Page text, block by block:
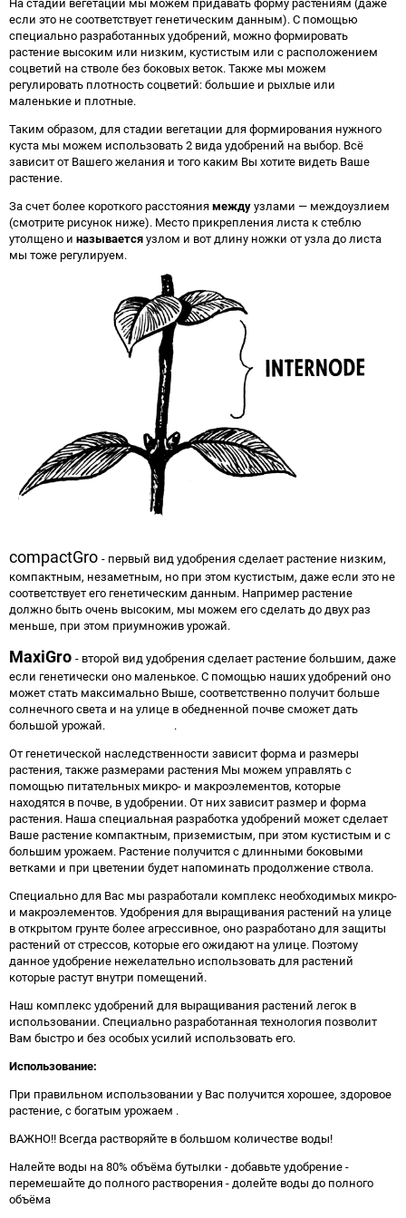
если это не соответствует генетическим данным). С помощью
специально разработанных удобрений, можно формировать
растение высоким или низким, кустистым или с расположением
соцветий на стволе без боковых веток. Также мы можем
регулировать плотность соцветий: большие и рыхлые или
маленькие и плотные.
Таким образом, для стадии вегетации для формирования нужного
куста мы можем использовать 2 вида удобрений на выбор. Всё
зависит от Вашего желания и того каким Вы хотите видеть Ваше
растение.
За счет более короткого расстояниямеждуузлами — междоузлием
(смотрите рисунок ниже). Место прикрепления листа к стеблю
утолщено и называетсяузлом и вот длину ножки от узла до листа
мы тоже регулируем.
compactGro - первый вид удобрения сделает растение низким,
компактным, незаметным, но при этом кустистым, даже если это не
соответствует его генетическим данным. Например растение
должно быть очень высоким, мы можем его сделать до двух раз
меньше, при этом приумножив урожай.
MaxiGro - второй вид удобрения сделает растение большим, даже
если генетически оно маленькое. С помощью наших удобрений оно
может стать максимально Выше, соответственно получит больше
солнечного света и на улице в обедненной почве сможет дать
большой урожай.
.
От генетической наследственности зависит форма и размеры
растения, также размерами растения Мы можем управлять с
помощью питательных микро- и макроэлементов, которые
находятся в почве, в удобрении. От них зависит размер и форма
растения. Наша специальная разработка удобрений может сделает
Ваше растение компактным, приземистым, при этом кустистым и с
большим урожаем. Растение получится с длинными боковыми
ветками и при цветении будет напоминать продолжение ствола.
Специально для Вас мы разработали комплекс необходимых микро-
и макроэлементов. Удобрения для выращивания растений на улице
в открытом грунте более агрессивное, оно разработано для защиты
растений от стрессов, которые его ожидают на улице. Поэтому
данное удобрение нежелательно использовать для растений
которые растут внутри помещений.
Наш комплекс удобрений для выращивания растений легок в
использовании. Специально разработанная технология позволит
Вам быстро и без особых усилий использовать его.
Использование:
При правильном использовании у Вас получится хорошее, здоровое
растение, с богатым урожаем .
ВАЖНО!! Всегда растворяйте в большом количестве воды!
Налейте воды на 80% объёма бутылки - добавьте удобрение -
перемешайте до полного растворения - долейте воды до полного
объёма